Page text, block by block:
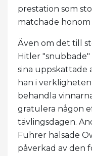
prestation som
matchade honom
Även om det till
Hitler
sina uppskattade
han i
behandla
gratulera någon
tävlingsdagen.
Fuhrer hälsade
påverkad av den